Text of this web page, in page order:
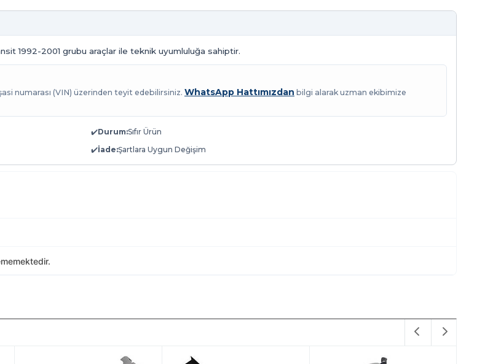
1992-2001 grubu araçlar ile teknik uyumluluğa sahiptir.
numarası (VIN) üzerinden teyit edebilirsiniz. WhatsApp Hattımızdan bilgi alarak uzman ekibimize
✔️Durum:Sıfır Ürün
✔️İade:Şartlara Uygun Değişim